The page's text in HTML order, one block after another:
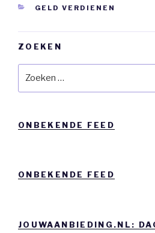
CATEGORIEËN
GELD VERDIENEN
ZOEKEN
ONBEKENDE FEED
ONBEKENDE FEED
JOUWAANBIEDING.NL: